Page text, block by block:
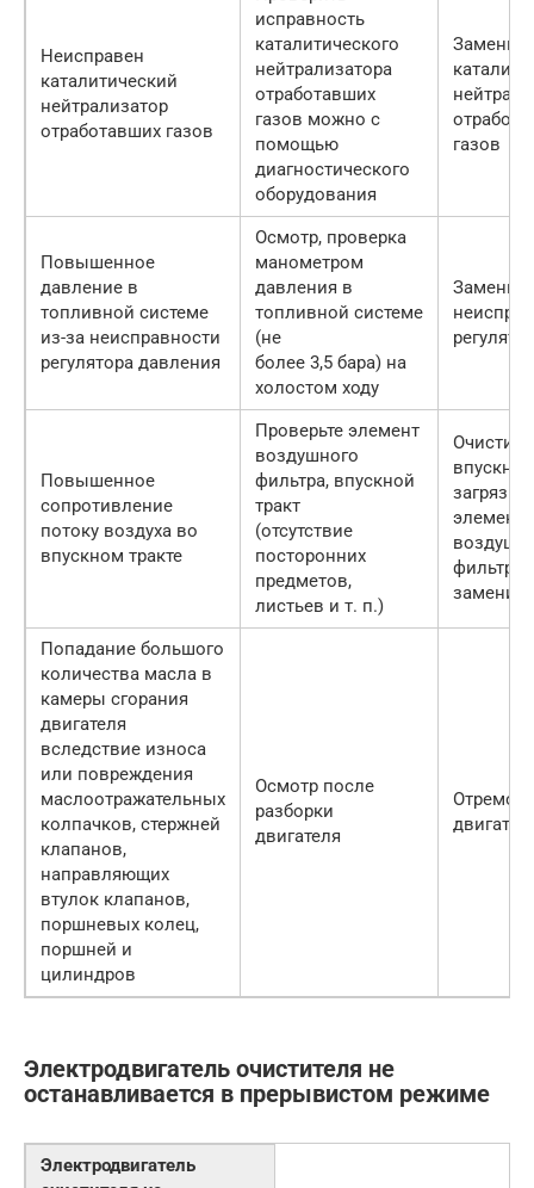
Неисправен
каталитический
нейтрализатор
отработавших газов
исправность
каталитического
нейтрализатора
отработавших
газов можно с
помощью
диагностического
оборудования
Замените
газов
Повышенное
давление в
топливной системе
из-за неисправности
регулятора давления
Осмотр, проверка
манометром
давления в
топливной системе
(не
более 3,5 бара) на
холостом ходу
Замените
Повышенное
сопротивление
потоку воздуха во
впускном тракте
Проверьте элемент
воздушного
фильтра, впускной
тракт
(отсутствие
посторонних
предметов,
листьев и т. п.)
Очистите
элемент
фильтра
замените
Попадание большого
количества масла в
камеры сгорания
двигателя
вследствие износа
или повреждения
маслоотражательных
колпачков, стержней
клапанов,
направляющих
втулок клапанов,
поршневых колец,
поршней и
цилиндров
Осмотр после
разборки
двигателя
Электродвигатель очистителя не
останавливается в прерывистом режиме
Электродвигатель